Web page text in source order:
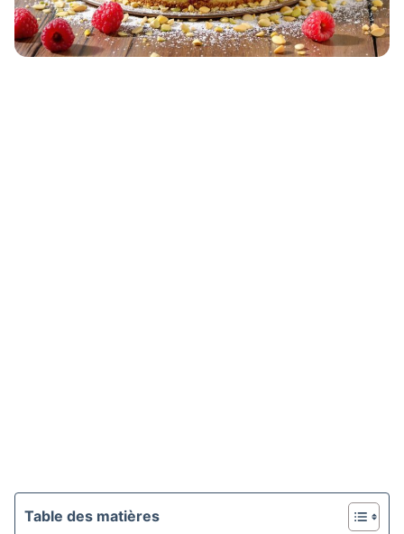
Table des matières